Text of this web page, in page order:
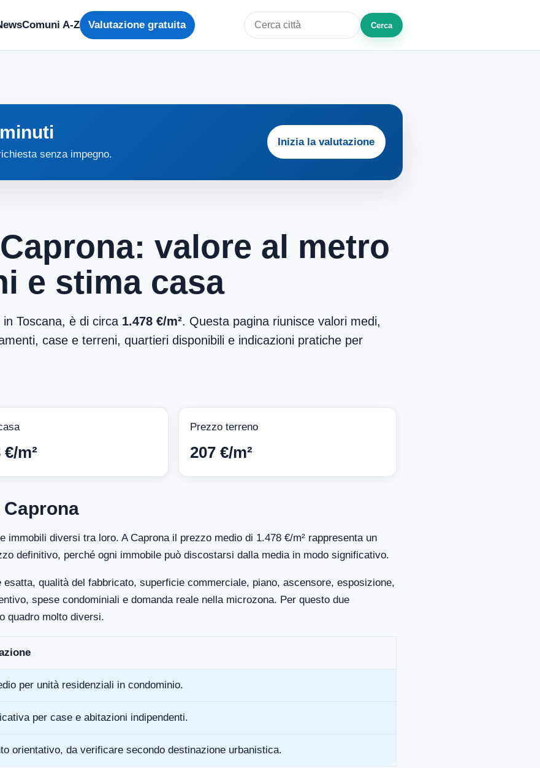
Comuni A-Z Valutazione gratuita
Cerca città o zona
Cerca
senza impegno.
Inizia la valutazione
valore al metro
e stima casa
in Toscana, è di circa 1.478 €/m². Questa pagina riunisce valori medi,
case e terreni, quartieri disponibili e indicazioni pratiche per
€/m²
Prezzo terreno
207 €/m²
diversi tra loro. A Caprona il prezzo medio di 1.478 €/m² rappresenta un
definitivo, perché ogni immobile può discostarsi dalla media in modo significativo.
qualità del fabbricato, superficie commerciale, piano, ascensore, esposizione,
spese condominiali e domanda reale nella microzona. Per questo due
quadro molto diversi.
per unità residenziali in condominio.
per case e abitazioni indipendenti.
orientativo, da verificare secondo destinazione urbanistica.